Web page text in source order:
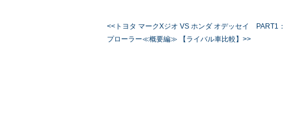
<<トヨタ マークXジオ VS ホンダ オデッセイ PART1
プローラー≪概要編≫ 【ライバル車比較】>>